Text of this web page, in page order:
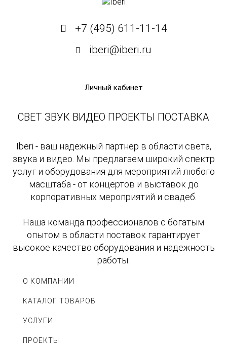
+7 (495) 611-11-14
iberi@iberi.ru
Личный кабинет
СВЕТ ЗВУК ВИДЕО ПРОЕКТЫ ПОСТАВКА
Iberi - ваш надежный партнер в области света,
звука и видео. Мы предлагаем широкий спектр
услуг и оборудования для мероприятий любого
масштаба - от концертов и выставок до
корпоративных мероприятий и свадеб.
Наша команда профессионалов с богатым
опытом в области поставок гарантирует
высокое качество оборудования и надежность
работы.
О КОМПАНИИ
КАТАЛОГ ТОВАРОВ
УСЛУГИ
ПРОЕКТЫ